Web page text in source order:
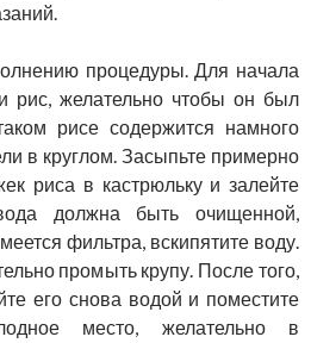
процедуры. Для начала
рис, желательно чтобы он был
рисе содержится намного
в круглом. Засыпьте примерно
риса в кастрюльку и залейте
должна быть очищенной,
фильтра, вскипятите воду.
промыть крупу. После того,
его снова водой и поместите
место, желательно в